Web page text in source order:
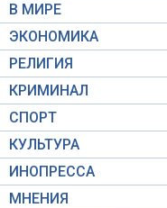
В МИРЕ
ЭКОНОМИКА
РЕЛИГИЯ
КРИМИНАЛ
СПОРТ
КУЛЬТУРА
ИНОПРЕССА
МНЕНИЯ